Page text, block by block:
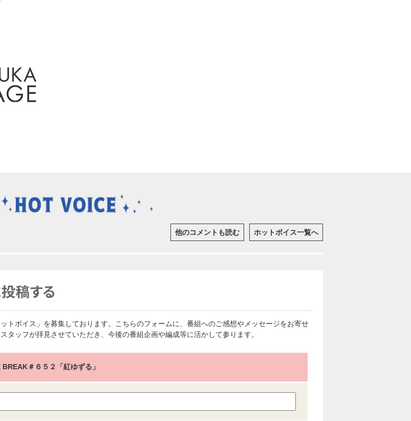
他のコメントも読む ホットボイス一覧へ
トボイス」を募集しております。こちらのフォームに、番組へのご感想やメッセージをお寄せ
タッフが拝見させていただき、今後の番組企画や編成等に活かして参ります。
＃６５２「紅ゆずる」